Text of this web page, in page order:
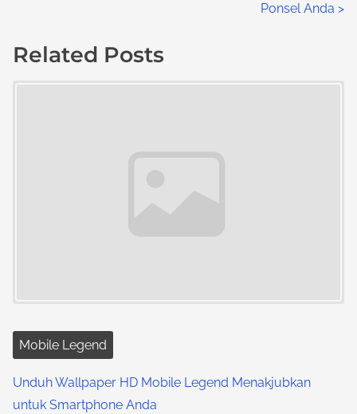
t
i
o
n
Ponsel Anda >
Related Posts
Mobile Legend
Unduh Wallpaper HD Mobile Legend Menakjubkan
untuk Smartphone Anda